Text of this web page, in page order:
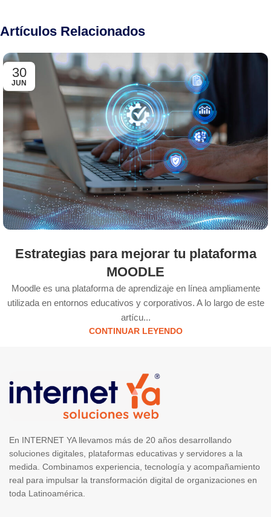
Artículos Relacionados
30
JUN
Estrategias para mejorar tu plataforma
MOODLE
Moodle es una plataforma de aprendizaje en línea ampliamente
utilizada en entornos educativos y corporativos. A lo largo de este
artícu...
CONTINUAR LEYENDO
En INTERNET YA llevamos más de 20 años desarrollando
soluciones digitales, plataformas educativas y servidores a la
medida. Combinamos experiencia, tecnología y acompañamiento
real para impulsar la transformación digital de organizaciones en
toda Latinoamérica.